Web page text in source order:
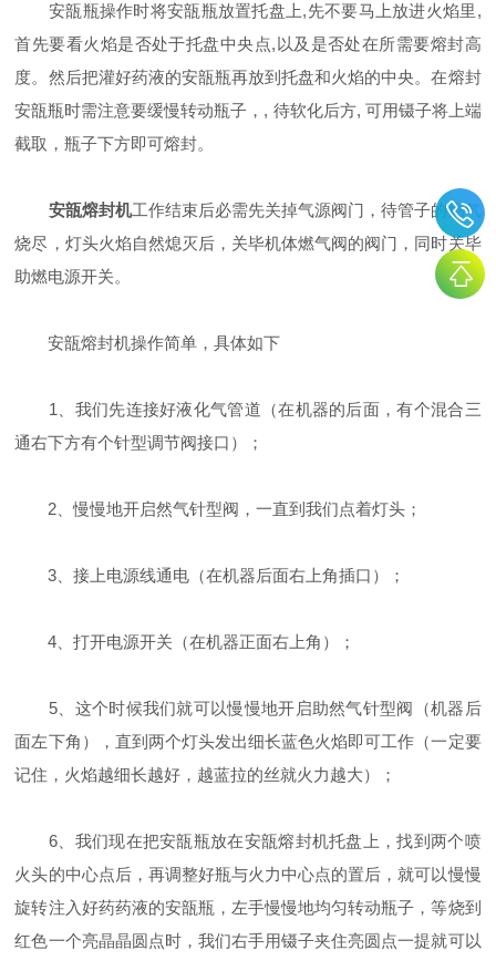
安瓿瓶操作时将安瓿瓶放置托盘上,先不要马上放进火焰里,
首先要看火焰是否处于托盘中央点,以及是否处在所需要熔封高
度。然后把灌好药液的安瓿瓶再放到托盘和火焰的中央。在熔封
安瓿瓶时需注意要缓慢转动瓶子，, 待软化后方, 可用镊子将上端
截取，瓶子下方即可熔封。
安瓿熔封机工作结束后必需先关掉气源阀门，待管子的燃气
烧尽，灯头火焰自然熄灭后，关毕机体燃气阀的阀门，同时关毕
助燃电源开关。
安瓿熔封机操作简单，具体如下
1、我们先连接好液化气管道（在机器的后面，有个混合三
通右下方有个针型调节阀接口）；
2、慢慢地开启然气针型阀，一直到我们点着灯头；
3、接上电源线通电（在机器后面右上角插口）；
4、打开电源开关（在机器正面右上角）；
5、这个时候我们就可以慢慢地开启助然气针型阀（机器后
面左下角），直到两个灯头发出细长蓝色火焰即可工作（一定要
记住，火焰越细长越好，越蓝拉的丝就火力越大）；
6、我们现在把安瓿瓶放在安瓿熔封机托盘上，找到两个喷
火头的中心点后，再调整好瓶与火力中心点的置后，就可以慢慢
旋转注入好药药液的安瓿瓶，左手慢慢地均匀转动瓶子，等烧到
红色一个亮晶晶圆点时，我们右手用镊子夹住亮圆点一提就可以